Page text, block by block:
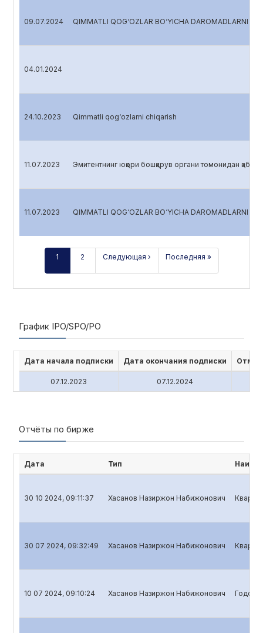
09.07.2024 QIMMATLI QOG‘OZLAR BO‘YICHA DAROMADLARNI
04.01.2024
24.10.2023 Qimmatli qog‘ozlarni chiqarish
11.07.2023 Эмитентнинг юқори бошқарув органи томонидан қабул
11.07.2023 QIMMATLI QOG‘OZLAR BO‘YICHA DAROMADLARNI
1 2 Следующая › Последняя »
График IPO/SPO/PO
Дата начала подписки Дата окончания подписки
07.12.2023 07.12.2024
Отчёты по бирже
Дата Тип
30 10 2024, 09:11:37 Хасанов Назиржон Набижонович
30 07 2024, 09:32:49 Хасанов Назиржон Набижонович
10 07 2024, 09:10:24 Хасанов Назиржон Набижонович